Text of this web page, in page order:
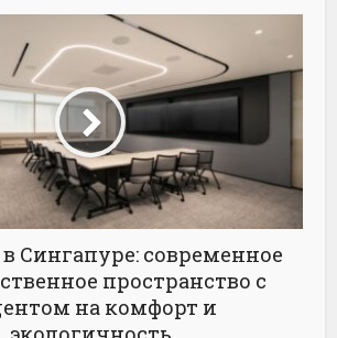
Сингапуре: современное
пространство с
на комфорт и